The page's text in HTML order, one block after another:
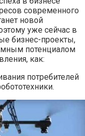
современного
новой
уже сейчас в
бизнес-проекты,
потенциалом
как:
потребителей